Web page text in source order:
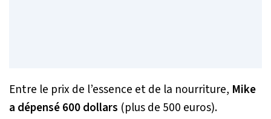
Entre le prix de l’essence et de la nourriture, Mike
a dépensé 600 dollars (plus de 500 euros).